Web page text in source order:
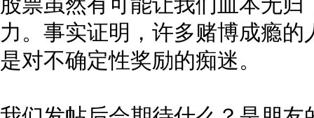
股票虽然有可能让我们血本无
力。事实证明，许多赌博成瘾
是对不确定性奖励的痴迷。